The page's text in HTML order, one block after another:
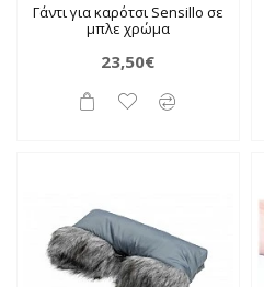
Γάντι για καρότσι Sensillo σε
μπλε χρώμα
23,50€